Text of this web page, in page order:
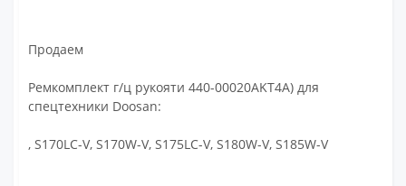
Продаем
Ремкомплект г/ц рукояти 440-00020AKT4A) для
спецтехники Doosan:
, S170LC-V, S170W-V, S175LC-V, S180W-V, S185W-V